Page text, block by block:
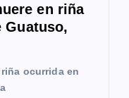
en riña
Guatuso,
ocurrida en